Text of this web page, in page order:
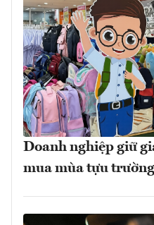
Doanh nghiệp giữ
mua mùa tựu trường